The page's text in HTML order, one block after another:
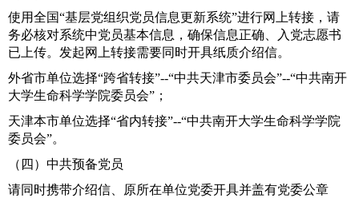
使用全国“基层党组织党员信息更新系统”进行网上转接，请
务必核对系统中党员基本信息，确保信息正确、入党志愿书
已上传。发起网上转接需要同时开具纸质介绍信。
外省市单位选择“跨省转接”--“中共天津市委员会”--“中共南开
大学生命科学学院委员会”；
天津本市单位选择“省内转接”--“中共南开大学生命科学学院
委员会”。
（四）中共预备党员
请同时携带介绍信、原所在单位党委开具并盖有党委公章